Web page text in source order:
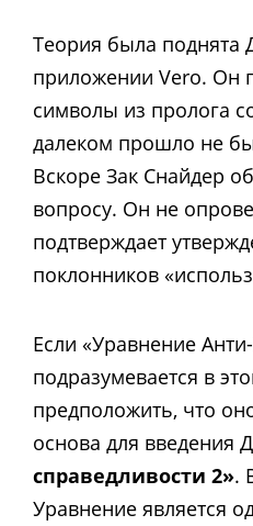
Теория была поднята
приложении Vero. Он
символы из пролога
далеком прошло не
Вскоре Зак Снайдер
вопросу. Он не
подтверждает
поклонников
Если «Уравнение
подразумевается в
предположить, что
основа для введения
справедливости 2».
Уравнение является